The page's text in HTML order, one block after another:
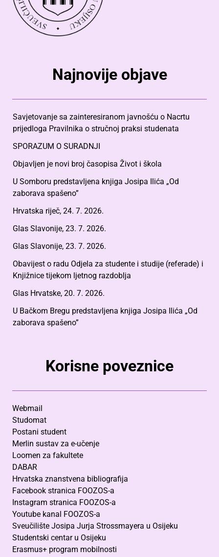
Najnovije objave
Savjetovanje sa zainteresiranom javnošću o Nacrtu
prijedloga Pravilnika o stručnoj praksi studenata
SPORAZUM O SURADNJI
Objavljen je novi broj časopisa Život i škola
U Somboru predstavljena knjiga Josipa Ilića „Od
zaborava spašeno”
Hrvatska riječ, 24. 7. 2026.
Glas Slavonije, 23. 7. 2026.
Glas Slavonije, 23. 7. 2026.
Obavijest o radu Odjela za studente i studije (referade) i
Knjižnice tijekom ljetnog razdoblja
Glas Hrvatske, 20. 7. 2026.
U Bačkom Bregu predstavljena knjiga Josipa Ilića „Od
zaborava spašeno”
Korisne poveznice
Webmail
Studomat
Postani student
Merlin sustav za e-učenje
Loomen za fakultete
DABAR
Hrvatska znanstvena bibliografija
Facebook stranica FOOZOS-a
Instagram stranica FOOZOS-a
Youtube kanal FOOZOS-a
Sveučilište Josipa Jurja Strossmayera u Osijeku
Studentski centar u Osijeku
Erasmus+ program mobilnosti